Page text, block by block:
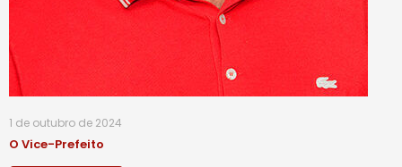
1 de outubro de 2024
O Vice-Prefeito